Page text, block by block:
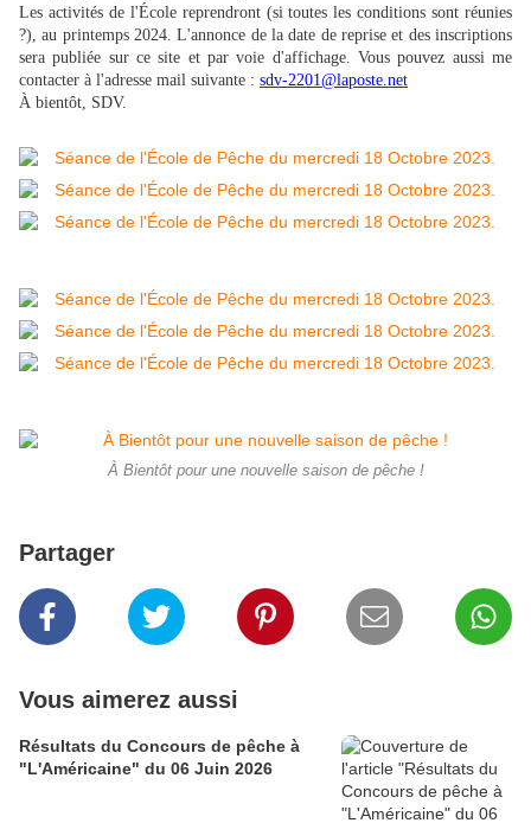
Les activités de l'École reprendront (si toutes les conditions sont réunies
?), au printemps 2024. L'annonce de la date de reprise et des inscriptions
sera publiée sur ce site et par voie d'affichage. Vous pouvez aussi me
contacter à l'adresse mail suivante : sdv-2201@laposte.net
À bientôt, SDV.
À Bientôt pour une nouvelle saison de pêche !
Partager
Vous aimerez aussi
Résultats du Concours de pêche à
"L'Américaine" du 06 Juin 2026